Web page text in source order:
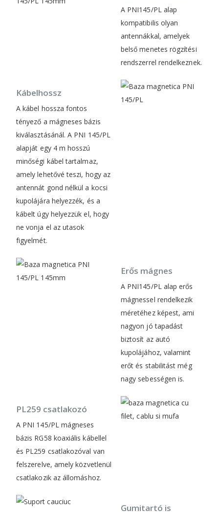
A PNI145/PL alap
kompatibilis olyan
antennákkal, amelyek
belső menetes rögzítési
rendszerrel rendelkeznek.
Kábelhossz
A kábel hossza fontos
tényező a mágneses bázis
kiválasztásánál. A PNI 145/PL
alapját egy 4 m hosszú
minőségi kábel tartalmaz,
amely lehetővé teszi, hogy az
antennát gond nélkül a kocsi
kupolájára helyezzék, és a
kábelt úgy helyezzük el, hogy
ne vonja el az utasok
figyelmét.
Erős mágnes
A PNI145/PL alap erős
mágnessel rendelkezik
méretéhez képest, ami
nagyon jó tapadást
biztosít az autó
kupolájához, valamint
erőt és stabilitást még
nagy sebességen is.
PL259 csatlakozó
A PNI 145/PL mágneses
bázis RG58 koaxiális kábellel
és PL259 csatlakozóval van
felszerelve, amely közvetlenül
csatlakozik az állomáshoz.
Gumitartó is